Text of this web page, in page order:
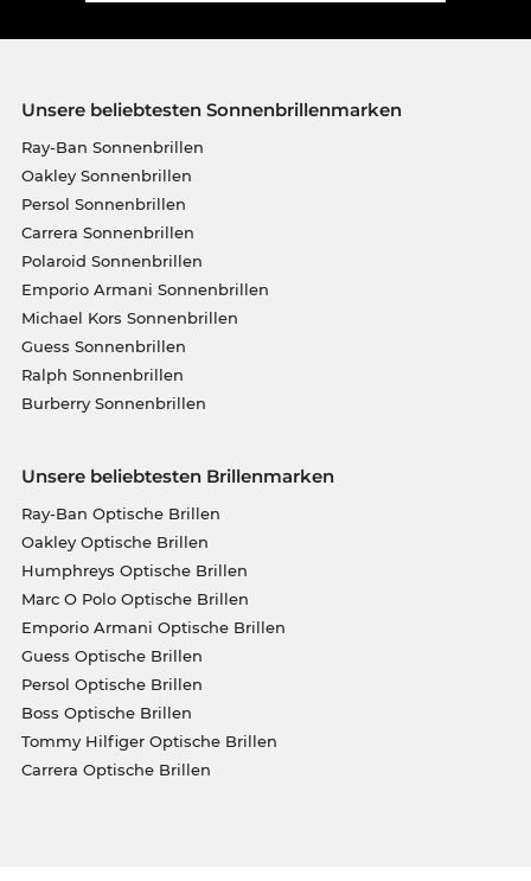
Unsere beliebtesten Sonnenbrillenmarken
Ray-Ban Sonnenbrillen
Oakley Sonnenbrillen
Persol Sonnenbrillen
Carrera Sonnenbrillen
Polaroid Sonnenbrillen
Emporio Armani Sonnenbrillen
Michael Kors Sonnenbrillen
Guess Sonnenbrillen
Ralph Sonnenbrillen
Burberry Sonnenbrillen
Unsere beliebtesten Brillenmarken
Ray-Ban Optische Brillen
Oakley Optische Brillen
Humphreys Optische Brillen
Marc O Polo Optische Brillen
Emporio Armani Optische Brillen
Guess Optische Brillen
Persol Optische Brillen
Boss Optische Brillen
Tommy Hilfiger Optische Brillen
Carrera Optische Brillen